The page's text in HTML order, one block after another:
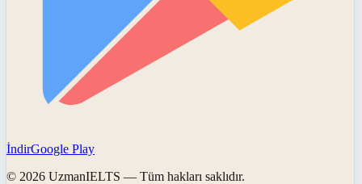
İndirGoogle Play
© 2026 UzmanIELTS — Tüm hakları saklıdır.